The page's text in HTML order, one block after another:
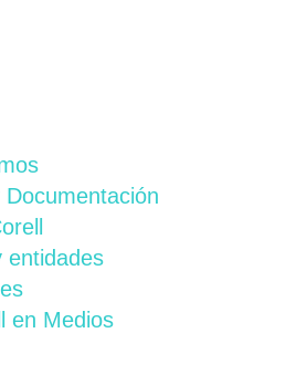
entidades
en Medios